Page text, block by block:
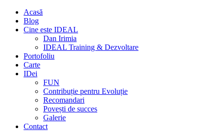
Acasă
Blog
Cine este IDEAL
Dan Irimia
IDEAL Training & Dezvoltare
Portofoliu
Carte
IDei
FUN
Contribuție pentru Evoluție
Recomandari
Povești de succes
Galerie
Contact